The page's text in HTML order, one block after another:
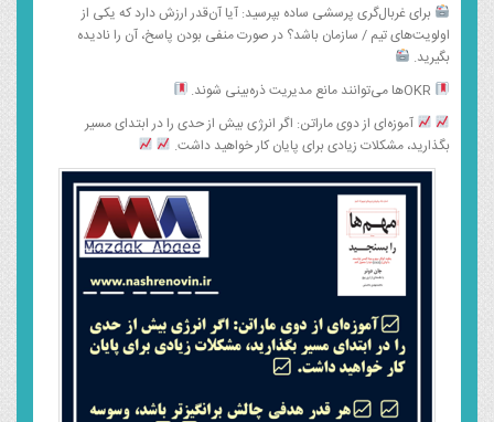
برای غربال‌گری پرسشی ساده بپرسید: آیا آن‌قدر ارزش دارد که یکی از
اولویت‌های تیم / سازمان باشد؟ در صورت منفی بودن پاسخ، آن را نادیده
بگیرید.
آموزه‌ای از دوی ماراتن: اگر انرژی بیش از حدی را در ابتدای مسیر
بگذارید، مشکلات زیادی برای پایان کار خواهید داشت.